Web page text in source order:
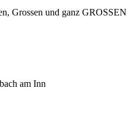
Grossen und ganz GROSSEN
am Inn